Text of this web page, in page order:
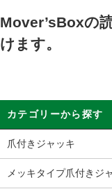
Mover’sBoxの
けます。
カテゴリーから探す
爪付きジャッキ
メッキタイプ爪付きジ